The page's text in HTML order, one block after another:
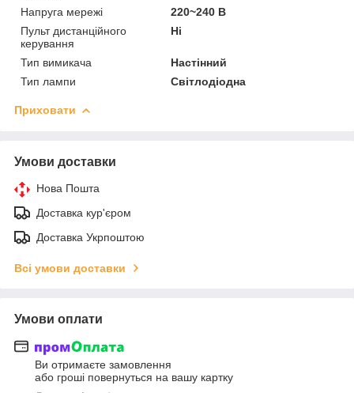
Напруга мережі
220~240 В
Пульт дистанційного
керування
Ні
Тип вимикача
Настінний
Тип лампи
Світлодіодна
Приховати
Умови доставки
Нова Пошта
Доставка кур'єром
Доставка Укрпоштою
Всі умови доставки
Умови оплати
Ви отримаєте замовлення
або гроші повернуться на вашу картку